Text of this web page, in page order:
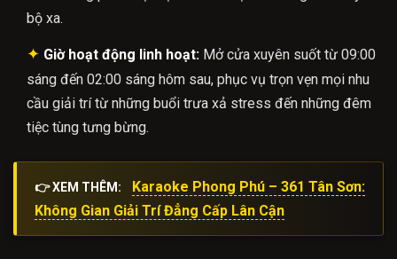
bộ xa.
✦ Giờ hoạt động linh hoạt:Mở cửa xuyên suốt từ 09:00
sáng đến 02:00 sáng hôm sau, phục vụ trọn vẹn mọi nhu
cầu giải trí từ những buổi trưa xả stress đến những đêm
tiệc tùng tưng bừng.
👉 XEM THÊM:
Karaoke Phong Phú – 361 Tân Sơn:
Không Gian Giải Trí Đẳng Cấp Lân Cận